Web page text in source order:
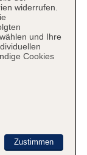
104
Rezeption
den
eine
Verfügung.
widerrufen.
und Ihre
Cookies
Zustimmen